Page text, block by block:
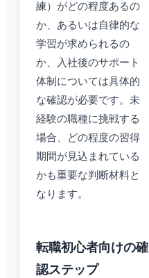
練）がどの程度あるの
か、あるいは自律的な
学習が求められるの
か、入社後のサポート
体制については具体的
な確認が必要です。未
経験の職種に挑戦する
場合、どの程度の習得
期間が見込まれている
かも重要な判断材料と
なります。
転職初心者向けの確
認ステップ